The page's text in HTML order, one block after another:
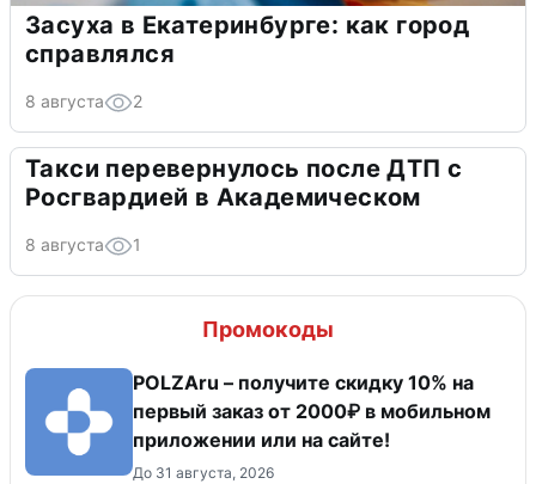
Засуха в Екатеринбурге: как город
справлялся
8 августа 2
Такси перевернулось после ДТП с
Росгвардией в Академическом
8 августа 1
Промокоды
POLZAru – получите скидку 10% на
первый заказ от 2000₽ в мобильном
приложении или на сайте!
До 31 августа, 2026